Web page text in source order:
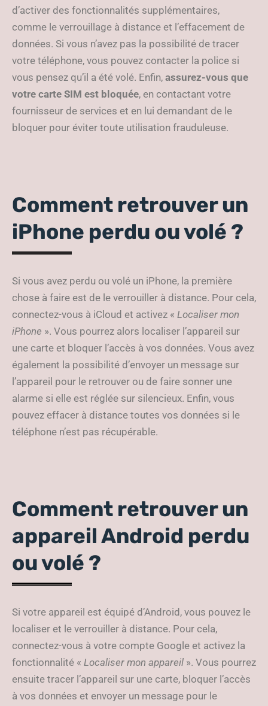
d’activer des fonctionnalités supplémentaires,
comme le verrouillage à distance et l’effacement de
données. Si vous n’avez pas la possibilité de tracer
votre téléphone, vous pouvez contacter la police si
vous pensez qu’il a été volé. Enfin, assurez-vous que
votre carte SIM est bloquée, en contactant votre
fournisseur de services et en lui demandant de le
bloquer pour éviter toute utilisation frauduleuse.
Comment retrouver un
iPhone perdu ou volé ?
Si vous avez perdu ou volé un iPhone, la première
chose à faire est de le verrouiller à distance. Pour cela,
connectez-vous à iCloud et activez « Localiser mon
iPhone ». Vous pourrez alors localiser l’appareil sur
une carte et bloquer l’accès à vos données. Vous avez
également la possibilité d’envoyer un message sur
l’appareil pour le retrouver ou de faire sonner une
alarme si elle est réglée sur silencieux. Enfin, vous
pouvez effacer à distance toutes vos données si le
téléphone n’est pas récupérable.
Comment retrouver un
appareil Android perdu
ou volé ?
Si votre appareil est équipé d’Android, vous pouvez le
localiser et le verrouiller à distance. Pour cela,
connectez-vous à votre compte Google et activez la
fonctionnalité « Localiser mon appareil ». Vous pourrez
ensuite tracer l’appareil sur une carte, bloquer l’accès
à vos données et envoyer un message pour le